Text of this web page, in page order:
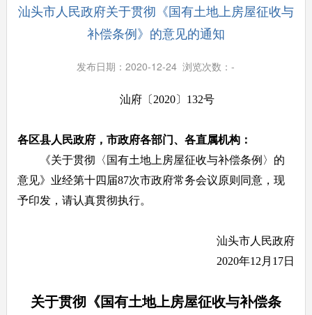
汕头市人民政府关于贯彻《国有土地上房屋征收与
补偿条例》的意见的通知
发布日期：2020-12-24 浏览次数：-
汕府〔2020〕132号
各区县人民政府，市政府各部门、各直属机构：
《关于贯彻〈国有土地上房屋征收与补偿条例〉的
意见》业经第十四届87次市政府常务会议原则同意，现
予印发，请认真贯彻执行。
汕头市人民政府
2020年12月17日
关于贯彻《国有土地上房屋征收与补偿条